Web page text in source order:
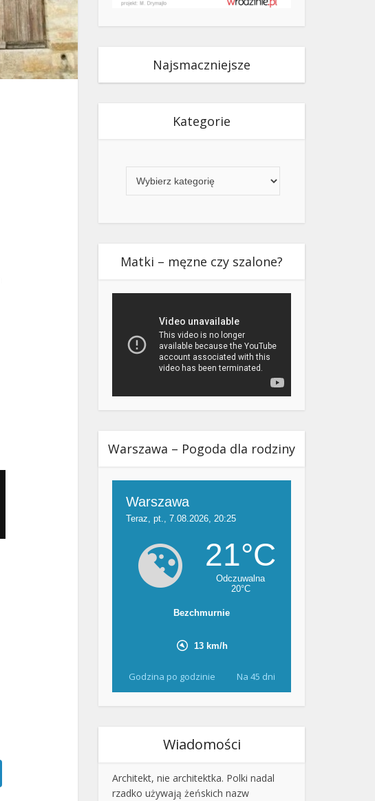
Najsmaczniejsze
Kategorie
Matki – męzne czy szalone?
Warszawa – Pogoda dla rodziny
Godzina po godzinie Na 45 dni
Wiadomości
Architekt, nie architektka. Polki nadal
rzadko używają żeńskich nazw